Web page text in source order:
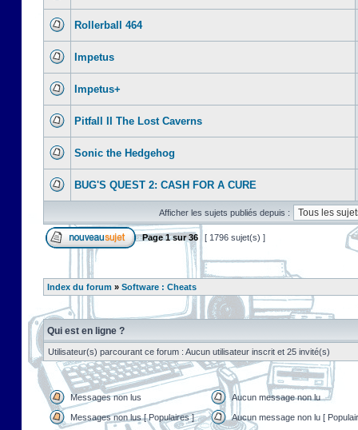
Rollerball 464
Impetus
Impetus+
Pitfall II The Lost Caverns
Sonic the Hedgehog
BUG'S QUEST 2: CASH FOR A CURE
Afficher les sujets publiés depuis :
Page1sur36 [ 1796 sujet(s) ]
Index du forum » Software : Cheats
Qui est en ligne ?
Utilisateur(s) parcourant ce forum : Aucun utilisateur inscrit et 25 invité(s)
Messages non lus Aucun message non lu
Messages non lus [ Populaires ] Aucun message non lu [